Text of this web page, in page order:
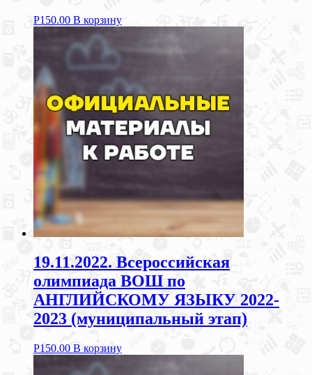
Р150.00 В корзину
19.11.2022. Всероссийская
олимпиада ВОШ по
АНГЛИЙСКОМУ ЯЗЫКУ 2022-
2023 (муниципальный этап)
Р150.00 В корзину